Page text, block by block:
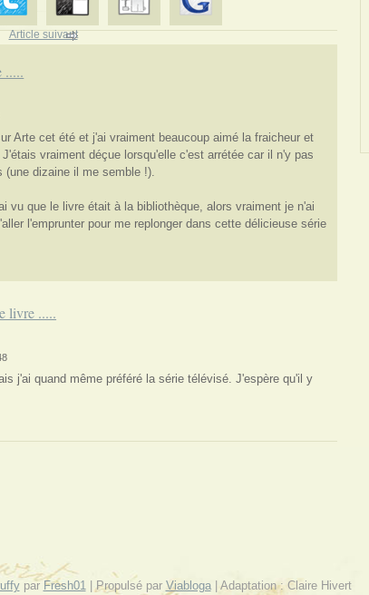
Article suivant
.....
Arte cet été et j'ai vraiment beaucoup aimé la fraicheur et
vraiment déçue lorsqu'elle c'est arrétée car il n'y pas
(une dizaine il me semble !).
vu que le livre était à la bibliothèque, alors vraiment je n'ai
l'emprunter pour me replonger dans cette délicieuse série
livre .....
j'ai quand même préféré la série télévisé. J'espère qu'il y
par Fresh01| Propulsé par Viabloga| Adaptation : Claire Hivert